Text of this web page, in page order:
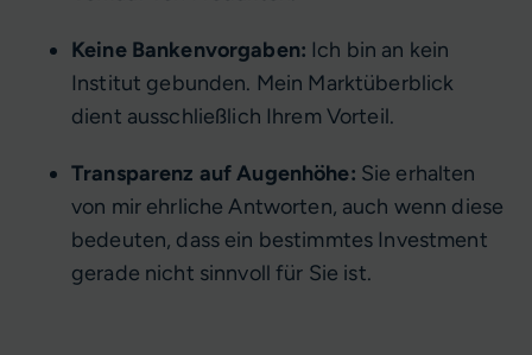
Keine Bankenvorgaben: Ich bin an kein
Institut gebunden. Mein Marktüberblick
dient ausschließlich Ihrem Vorteil.
Transparenz auf Augenhöhe: Sie erhalten
von mir ehrliche Antworten, auch wenn diese
bedeuten, dass ein bestimmtes Investment
gerade nicht sinnvoll für Sie ist.